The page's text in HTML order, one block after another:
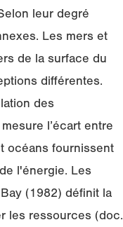
leur degré
Les mers et
de la surface du
différentes.
des
l’écart entre
océans fournissent
l'énergie. Les
(1982) définit la
les ressources (doc.